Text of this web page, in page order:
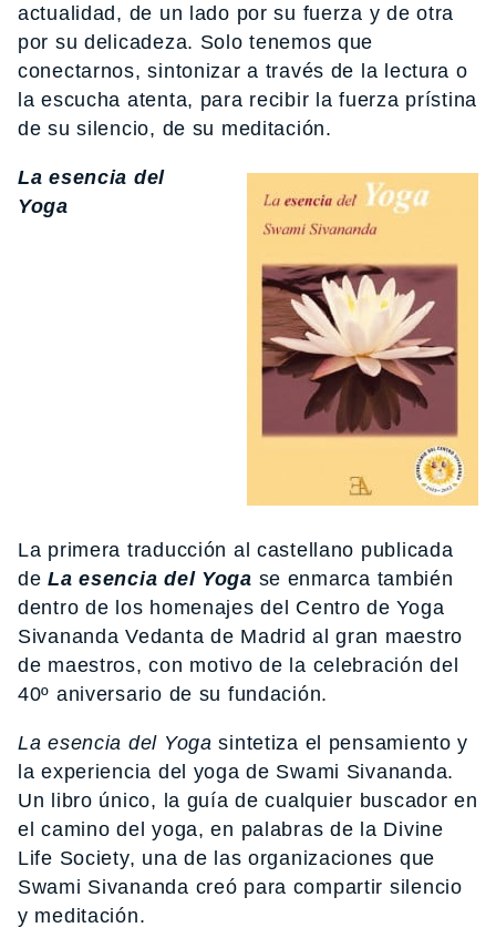
actualidad, de un lado por su fuerza y de otra
por su delicadeza. Solo tenemos que
conectarnos, sintonizar a través de la lectura o
la escucha atenta, para recibir la fuerza prístina
de su silencio, de su meditación.
La esencia del
Yoga
La primera traducción al castellano publicada
deLa esencia del Yoga se enmarca también
dentro de los homenajes del Centro de Yoga
Sivananda Vedanta de Madrid al gran maestro
de maestros, con motivo de la celebración del
40º aniversario de su fundación.
La esencia del Yoga sintetiza el pensamiento y
la experiencia del yoga de Swami Sivananda.
Un libro único, la guía de cualquier buscador en
el camino del yoga, en palabras de la Divine
Life Society, una de las organizaciones que
Swami Sivananda creó para compartir silencio
y meditación.